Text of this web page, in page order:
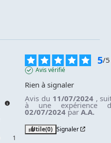
1
5/5
Avis vérifié
Rien à signaler
Avis du 11/07/2024 ,
à une expérience
02/07/2024 parA.A.
Utile(0) Signaler